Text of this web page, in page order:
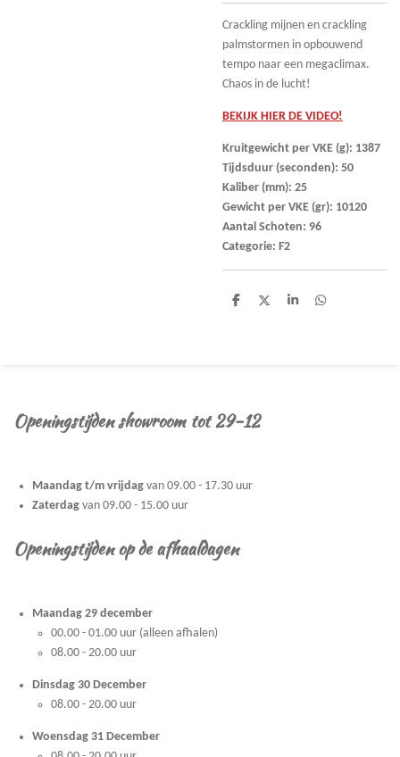
Crackling mijnen en crackling
palmstormen in opbouwend
tempo naar een megaclimax.
Chaos in de lucht!
BEKIJK HIER DE VIDEO!
Kruitgewicht per VKE (g): 1387
Tijdsduur (seconden): 50
Kaliber (mm): 25
Gewicht per VKE (gr): 10120
Aantal Schoten: 96
Categorie: F2
D
D
S
D
Openingstijden showroom tot 29-12
Maandag t/m vrijdag van 09.00 - 17.30 uur
Zaterdag van 09.00 - 15.00 uur
Openingstijden op de afhaaldagen
Maandag 29 december
00.00 - 01.00 uur (alleen afhalen)
08.00 - 20.00 uur
Dinsdag 30 December
08.00 - 20.00 uur
Woensdag 31 December